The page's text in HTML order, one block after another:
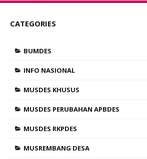
CATEGORIES
BUMDES
INFO NASIONAL
MUSDES KHUSUS
MUSDES PERUBAHAN APBDES
MUSDES RKPDES
MUSREMBANG DESA